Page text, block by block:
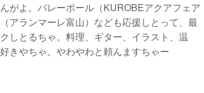
がよ。バレーボール（KUROBEアクアフェア
アランマーレ富山）なども応援しとって、最
しとるちゃ。料理、ギター、イラスト、温
きやちゃ。やわやわと頼んますちゃー